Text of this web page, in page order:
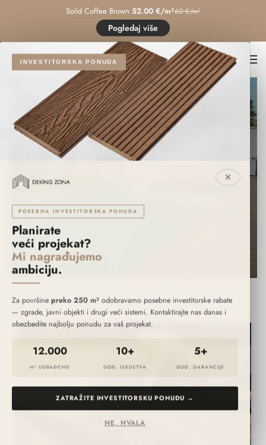
INVESTITORSKA PONUDA
✕
POSEBNA INVESTITORSKA PONUDA
Planirate
veći projekat?
Mi nagrađujemo
ambiciju.
Za površine preko 250 m² odobravamo posebne investitorske rabate
— zgrade, javni objekti i drugi veći sistemi. Kontaktirajte nas danas i
obezbedite najbolju ponudu za vaš projekat.
12.000
M² UGRAĐENO
10+
GOD. ISKUSTVA
5+
GOD. GARANCIJE
ZATRAŽITE INVESTITORSKU PONUDU →
NE, HVALA
Usluge
Solid Coffee Brown 52.00 €/m²60 €/m²
Pogledaj više